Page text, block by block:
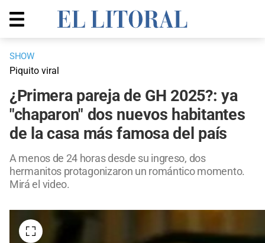
SHOW
Piquito viral
¿Primera pareja de GH 2025?: ya
"chaparon" dos nuevos habitantes
de la casa más famosa del país
A menos de 24 horas desde su ingreso, dos
hermanitos protagonizaron un romántico momento.
Mirá el video.